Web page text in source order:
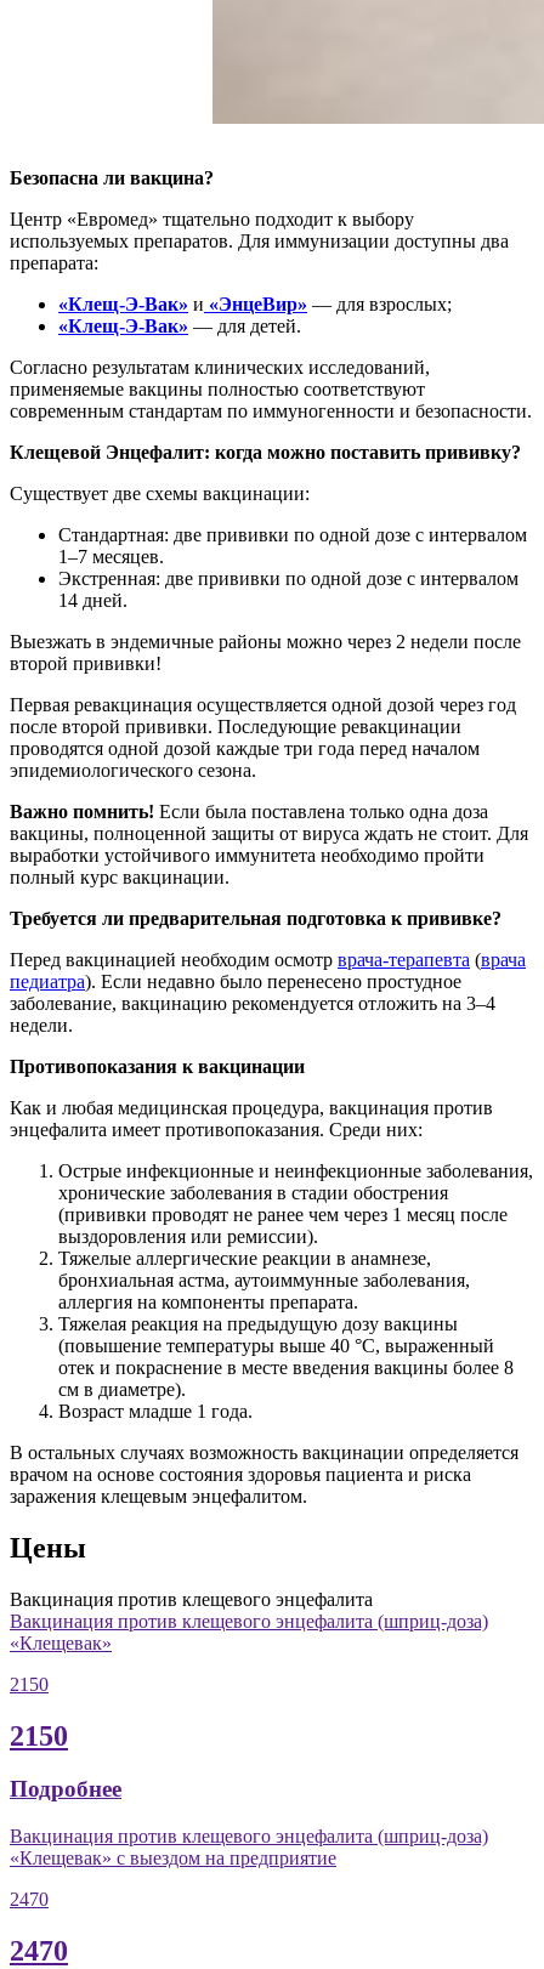
Безопасна ли вакцина?
Центр «Евромед» тщательно подходит к выбору
используемых препаратов. Для иммунизации доступны два
препарата:
«Клещ-Э-Вак» и «ЭнцеВир» — для взрослых;
«Клещ-Э-Вак» — для детей.
Согласно результатам клинических исследований,
применяемые вакцины полностью соответствуют
современным стандартам по иммуногенности и безопасности.
Клещевой Энцефалит: когда можно поставить прививку?
Существует две схемы вакцинации:
Стандартная: две прививки по одной дозе с интервалом
1–7 месяцев.
Экстренная: две прививки по одной дозе с интервалом
14 дней.
Выезжать в эндемичные районы можно через 2 недели после
второй прививки!
Первая ревакцинация осуществляется одной дозой через год
после второй прививки. Последующие ревакцинации
проводятся одной дозой каждые три года перед началом
эпидемиологического сезона.
Важно помнить! Если была поставлена только одна доза
вакцины, полноценной защиты от вируса ждать не стоит. Для
выработки устойчивого иммунитета необходимо пройти
полный курс вакцинации.
Требуется ли предварительная подготовка к прививке?
Перед вакцинацией необходим осмотр врача-терапевта (врача
педиатра). Если недавно было перенесено простудное
заболевание, вакцинацию рекомендуется отложить на 3–4
недели.
Противопоказания к вакцинации
Как и любая медицинская процедура, вакцинация против
энцефалита имеет противопоказания. Среди них:
Острые инфекционные и неинфекционные заболевания,
хронические заболевания в стадии обострения
(прививки проводят не ранее чем через 1 месяц после
выздоровления или ремиссии).
Тяжелые аллергические реакции в анамнезе,
бронхиальная астма, аутоиммунные заболевания,
аллергия на компоненты препарата.
Тяжелая реакция на предыдущую дозу вакцины
(повышение температуры выше 40 °С, выраженный
отек и покраснение в месте введения вакцины более 8
см в диаметре).
Возраст младше 1 года.
В остальных случаях возможность вакцинации определяется
врачом на основе состояния здоровья пациента и риска
заражения клещевым энцефалитом.
Цены
Вакцинация против клещевого энцефалита
Вакцинация против клещевого энцефалита (шприц-доза)
«Клещевак»
2150
2150
Подробнее
Вакцинация против клещевого энцефалита (шприц-доза)
«Клещевак» с выездом на предприятие
2470
2470